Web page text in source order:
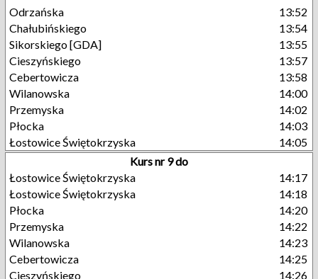
Odrzańska
13:52
Chałubińskiego
13:54
Sikorskiego [GDA]
13:55
Cieszyńskiego
13:57
Cebertowicza
13:58
Wilanowska
14:00
Przemyska
14:02
Płocka
14:03
Łostowice Świętokrzyska
14:05
Kurs nr 9 do
Łostowice Świętokrzyska
14:17
Łostowice Świętokrzyska
14:18
Płocka
14:20
Przemyska
14:22
Wilanowska
14:23
Cebertowicza
14:25
Cieszyńskiego
14:26